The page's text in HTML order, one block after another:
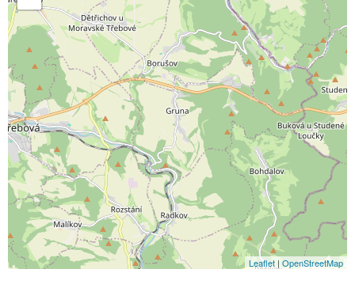
Leaflet | OpenStreetMap